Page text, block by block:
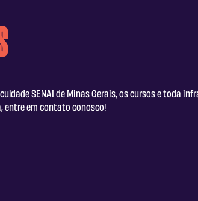
SENAI de Minas Gerais, os cursos e toda
entre em contato conosco!